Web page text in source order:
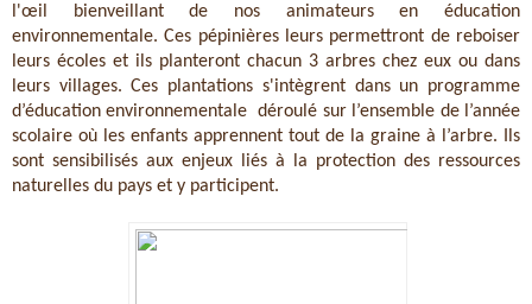
l'œil bienveillant de nos animateurs en éducation
environnementale. Ces pépinières leurs permettront de reboiser
leurs écoles et ils planteront chacun 3 arbres chez eux ou dans
leurs villages. Ces plantations s'intègrent dans un programme
d’éducation environnementale  déroulé sur l’ensemble de l’année
scolaire où les enfants apprennent tout de la graine à l’arbre. Ils
sont sensibilisés aux enjeux liés à la protection des ressources
naturelles du pays et y participent.